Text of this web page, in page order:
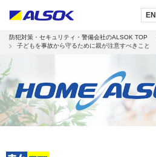
EN
防犯対策・セキュリティ・警備会社のALSOK TOP
子どもを事故から守るために親が注意すべきこと